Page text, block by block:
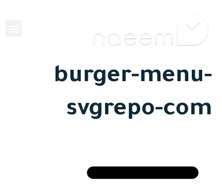
burger-menu-
svgrepo-com